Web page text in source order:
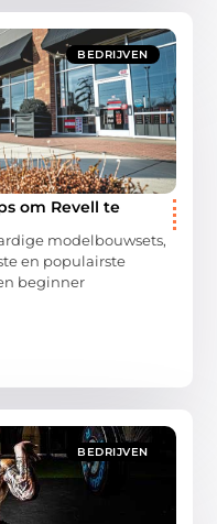
BEDRIJVEN
om Revell te
modelbouwsets,
en populairste
beginner
BEDRIJVEN